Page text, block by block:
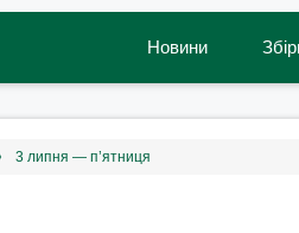
Новини
3 липня — п’ятниця